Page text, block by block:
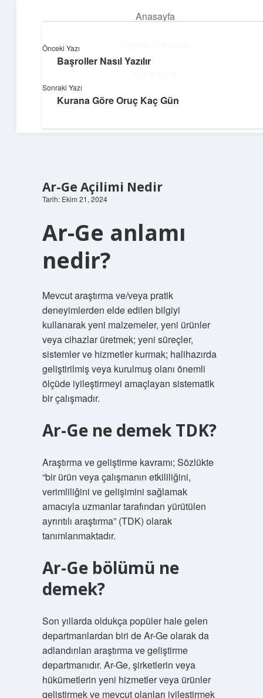
Anasayfa
Hakkımızda
Dijital dünyada keyifli bir macera!
Ar-Ge Açilimi Nedir
Tarih: Ekim 21, 2024
Ar-Ge anlamı
nedir?
Mevcut araştırma ve/veya pratik
deneyimlerden elde edilen bilgiyi
kullanarak yeni malzemeler, yeni ürünler
veya cihazlar üretmek; yeni süreçler,
sistemler ve hizmetler kurmak; halihazırda
geliştirilmiş veya kurulmuş olanı önemli
ölçüde iyileştirmeyi amaçlayan sistematik
bir çalışmadır.
Ar-Ge ne demek TDK?
Araştırma ve geliştirme kavramı; Sözlükte
“bir ürün veya çalışmanın etkililiğini,
verimliliğini ve gelişimini sağlamak
amacıyla uzmanlar tarafından yürütülen
ayrıntılı araştırma” (TDK) olarak
tanımlanmaktadır.
Ar-Ge bölümü ne
demek?
Son yıllarda oldukça popüler hale gelen
departmanlardan biri de Ar-Ge olarak da
adlandırılan araştırma ve geliştirme
departmanıdır. Ar-Ge, şirketlerin veya
hükümetlerin yeni hizmetler veya ürünler
geliştirmek ve mevcut olanları iyileştirmek
Önceki Yazı
Başroller Nasıl Yazılır
Sonraki Yazı
Kurana Göre Oruç Kaç Gün